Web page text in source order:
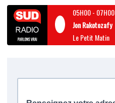
05H00- 07H00
Jon Rakotozafy
Le Petit Matin